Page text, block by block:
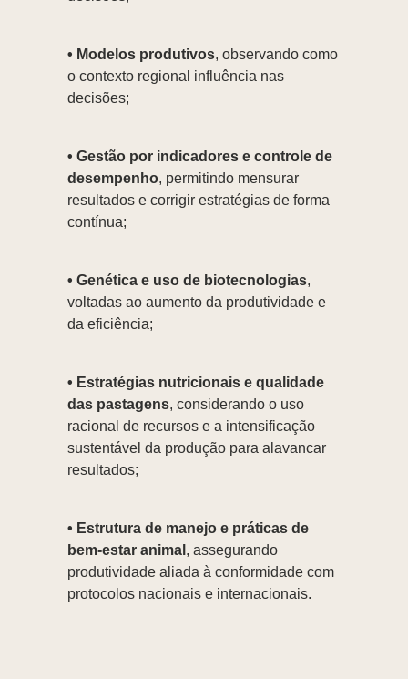
• Modelos produtivos, observando como
o contexto regional influência nas
decisões;
• Gestão por indicadores e controle de
desempenho, permitindo mensurar
resultados e corrigir estratégias de forma
contínua;
• Genética e uso de biotecnologias,
voltadas ao aumento da produtividade e
da eficiência;
• Estratégias nutricionais e qualidade
das pastagens, considerando o uso
racional de recursos e a intensificação
sustentável da produção para alavancar
resultados;
• Estrutura de manejo e práticas de
bem-estar animal , assegurando
produtividade aliada à conformidade com
protocolos nacionais e internacionais.